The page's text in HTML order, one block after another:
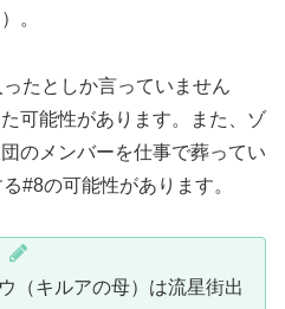
。
たとしか言っていません
可能性があります。また、ゾ
のメンバーを仕事で葬ってい
#8の可能性があります。
（キルアの母）は流星街出